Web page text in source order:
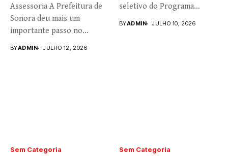
Assessoria A Prefeitura de
Sonora deu mais um
importante passo no
BYADMIN JULHO 12, 2026
seletivo do Programa
BYADMIN JULHO 10, 2026
Sem Categoria Sem Categoria